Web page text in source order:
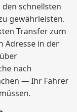
schnellsten
gewährleisten.
Transfer zum
Adresse in der
nach
— Ihr Fahrer